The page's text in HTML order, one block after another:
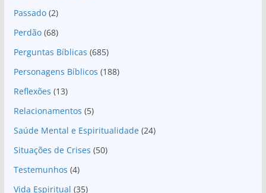
Passado(2)
Perdão(68)
Perguntas Bíblicas (685)
Personagens Bíblicos (188)
Reflexões (13)
Relacionamentos (5)
Saúde Mental e Espiritualidade(24)
Situações de Crises (50)
Testemunhos (4)
Vida Espiritual (35)